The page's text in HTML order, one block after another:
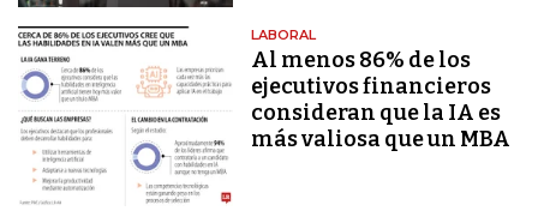
LABORAL
Al menos 86% de los
ejecutivos financieros
consideran que la IA es
más valiosa que un MBA